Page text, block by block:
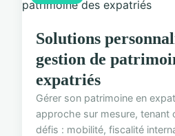
Solutions
gestion de
expatriés
Gérer son patrimoine en
approche sur mesure, tenant
défis : mobilité, fiscalité